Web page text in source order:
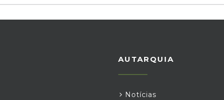
AUTARQUIA
Notícias